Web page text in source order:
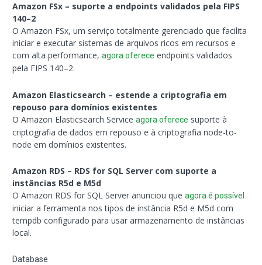
Amazon FSx – suporte a endpoints validados pela FIPS
140–2
O Amazon FSx, um serviço totalmente gerenciado que facilita
iniciar e executar sistemas de arquivos ricos em recursos e
com alta performance,agora oferece endpoints validados
pela FIPS 140–2.
Amazon Elasticsearch – estende a criptografia em
repouso para domínios existentes
O Amazon Elasticsearch Serviceagora oferece suporte à
criptografia de dados em repouso e à criptografia node-to-
node em domínios existentes.
Amazon RDS – RDS for SQL Server com suporte a
instâncias R5d e M5d
O Amazon RDS for SQL Server anunciou queagora é possível
iniciar a ferramenta nos tipos de instância R5d e M5d com
tempdb configurado para usar armazenamento de instâncias
local.
Database